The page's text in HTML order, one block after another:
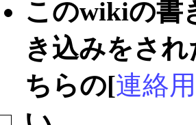
このwikiの書
き込みをさ
ちらの[連絡